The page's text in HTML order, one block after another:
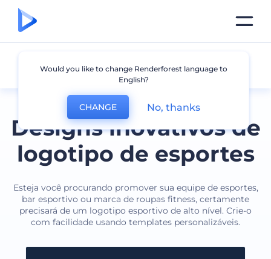
Designs inovativos de
logotipo de esportes
Esteja você procurando promover sua equipe de esportes,
bar esportivo ou marca de roupas fitness, certamente
precisará de um logotipo esportivo de alto nível. Crie-o
com facilidade usando templates personalizáveis.
Esportes
Would you like to change Renderforest language to
English?
CHANGE No, thanks